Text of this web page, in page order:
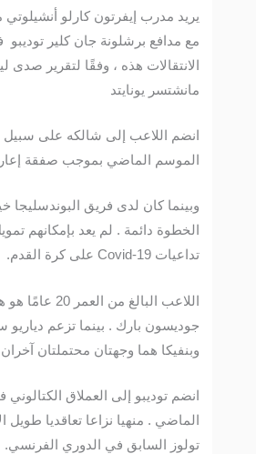
يريد مدرب إيفرتون كارلو أنشيلوتي
مع مدافع برشلونة جان كلير توديبو
الانتقالات هذه ، وفقًا لتقرير صدى
مانشتسر يونايتد
انضم اللاعب إلى شالكه على سبيل
الموسم الماضي بموجب صفقة
وبينما كان لدى فريق البوندسليجا
الخطوة دائمة . لم يعد بإمكانهم
تداعيات Covid-19 على كرة القدم.
اللاعب البالغ من
جوديسون بارك . بينما تزعم دياريو
وبنفيكا هما وجهتان محتملتان
انضم توديبو إلى العملاق الكتالوني
الماضي . منهيا نزاعا تعاقديا طويل
تولوز السابق في الدوري الفرنسي.